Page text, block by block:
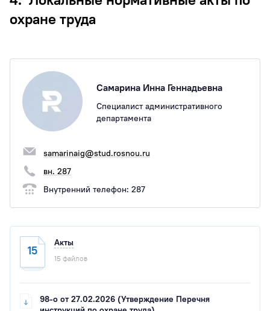
охране труда
Самарина Инна Геннадьевна
Специалист административного
департамента
samarinaig@stud.rosnou.ru
вн. 287
Внутренний телефон: 287
15
Акты
15 файлов
98-о от 27.02.2026 (Утверждение Перечня